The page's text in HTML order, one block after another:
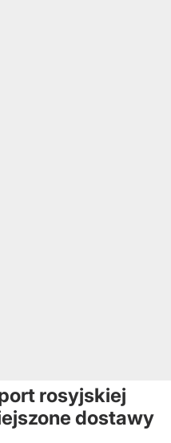
rosyjskiej
dostawy